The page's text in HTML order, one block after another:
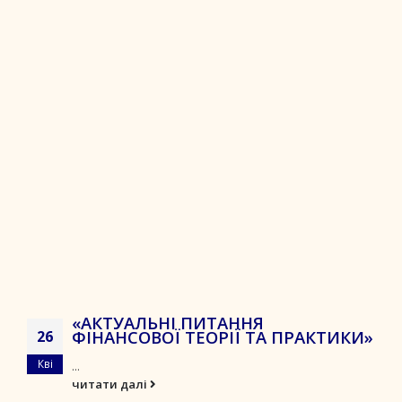
26
Кві
«АКТУАЛЬНІ ПИТАННЯ
ФІНАНСОВОЇ ТЕОРІЇ ТА ПРАКТИКИ»
...
читати далі